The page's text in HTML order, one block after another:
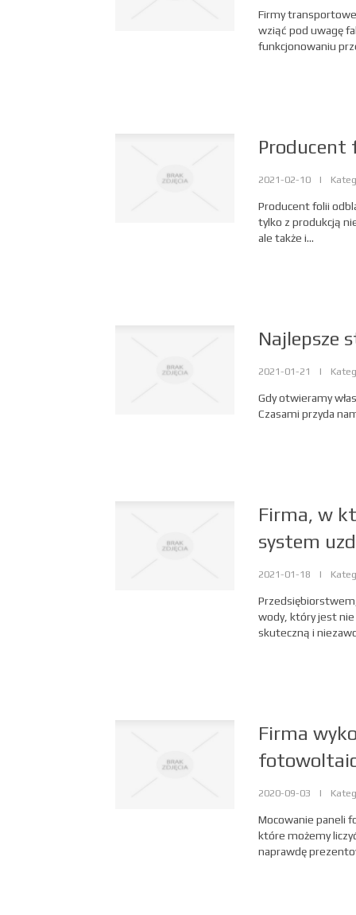
Firmy
wziąć pod uwagę
funkcjonowaniu
Producent
2021-02-10 |
Producent folii
tylko z produkcją
ale także i...
Najlepsze
2021-01-21 |
Gdy otwieramy
Czasami przyda
Firma, w
system
2021-01-18 |
wody, który jest nie
skuteczną i
Firma
2020-09-03 |
Mocowanie paneli
które możemy
naprawdę